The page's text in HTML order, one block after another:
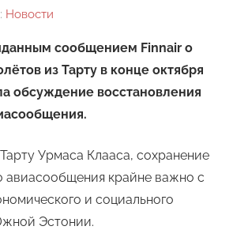
Новости
сообщением Finnair о
из Тарту в конце октября
обсуждение восстановления
Урмаса Клааса, сохранение
авиасообщения крайне важно с
и социального
Эстонии.